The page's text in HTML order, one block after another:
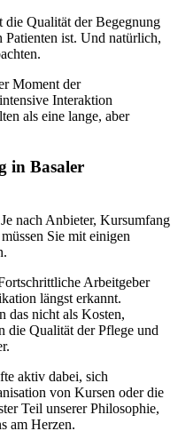
Qualität der Begegnung
ist. Und natürlich,
Moment der
Interaktion
als eine lange, aber
in Basaler
nach Anbieter, Kursumfang
Sie mit einigen
Arbeitgeber
längst erkannt.
das nicht als Kosten,
die Qualität der Pflege und
aktiv dabei, sich
von Kursen oder die
Teil unserer Philosophie,
am Herzen.